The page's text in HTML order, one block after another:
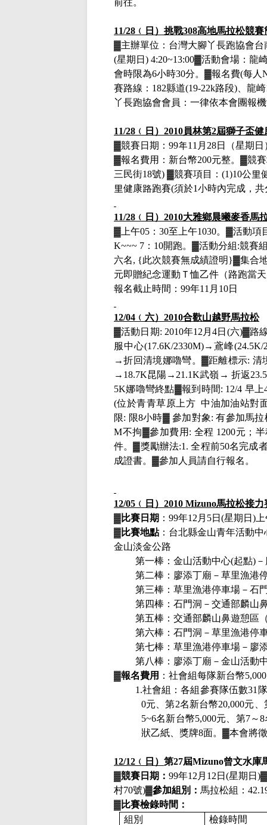
前往。
11/28 ﹙日）挑戰308高地馬拉松競賽
▓主辦單位：台灣大腳丫長跑協會台
(星期日 ) 4:20~13:00▓活動會場：龍
會時限為6小時30分。 ▓報名費(每人
賽路線： 182縣道(19-22k路段) 、龍崎
丫長跑協會會員：一律依本會團報
11/28 ﹙日） 2010員林第2屆獅子盃健
▓競賽日期： 99年11 月 28日（星期
▓報名費用：新台幣200元整。▓競
三民街18號) ▓競賽項目： (1)10公里
里健康路跑賽(須於1小時內完成，共
11/28 ﹙日） 2010大雅鄉晨曦麥香馬
▓ 上午05 ： 30至上午1030。 ▓活動項
K~~~ 7 ： 10開跑。 ▓活動分組:競賽
六名, {此次競賽無成績證明}▓集合
元即贈紀念運動Ｔ恤乙件（路跑當
報名截止時間： 99年11 月 10日
12/04 ﹙六） 2010合歡山越野馬拉松
▓活動日期: 2010年12 月4日 (六)▓路
服中心(17.6K/2330M)→鳶峰(24.5K/
→折回清境娜嚕彎。▓距離標示: 清
→ 18.7K昆陽→ 21.1K武嶺→ 折返
5K娜嚕彎終點▓報到時間: 12/4 早上
(位於青青草原上方 中油加油站對
限: 限8小時▓ 參加對象:有參加馬
M不拘▓參加費用 : 全程 1200元；
件。▓獎勵辦法:1.全程前50名完成
成證書。 ▓參加人員請自行報名。
12/05 ﹙日） 2010 Mizuno馬拉松接力
▓比賽日期 ： 99年12 月 5日 (星期日 )
▓比賽地點：台北縣金山青年活動中
金山淡金公路
第一棒：金山活動中心(起點)
第二棒：廖添丁廟－草里漁港
第三棒：草里漁港停車場－石
第四棒：石門洞－交通部麟山
第五棒：交通部麟山鼻遊憩區
第六棒：石門洞－草里漁港停
第七棒：草里漁港停車場－廖
第八棒：廖添丁廟－金山活動
▓報名費用 ：社會組每隊新台幣5,000
1.社會組：各組參賽隊伍數31
0元、第2名新台幣20,000元、
5~6名新台幣5,000元、第7～8
狀乙紙、獎牌8面。▓本會將
12/12 ﹙日） 第27屆Mizuno曾文水庫
▓競賽日期： 99年12 月 12 日 (星期日 )▓
村70號)▓參加組別： 馬拉松組：
▓比賽檢錄時間：
組別
檢錄時間